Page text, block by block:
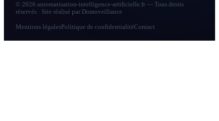
© 2026 automatisation-intelligence-artificielle.fr — Tous droits
réservés · Site réalisé par Domoveillance
Mentions légalesPolitique de confidentialitéContact